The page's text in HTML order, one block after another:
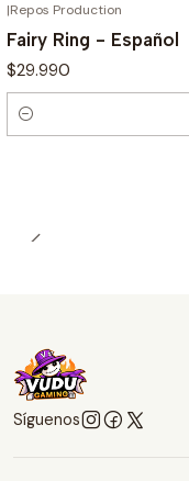
|Repos Production
Fairy Ring - Español
$29.990
Cantidad
Síguenos